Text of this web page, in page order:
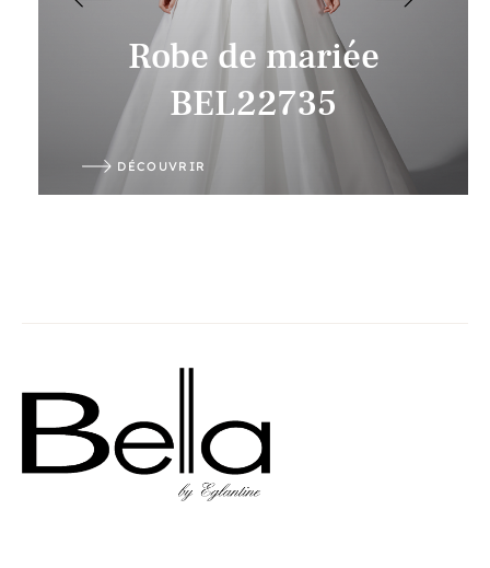
Robe de mariée
BEL22735
DÉCOUVRIR